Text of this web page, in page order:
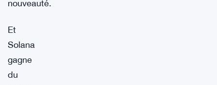
nouveauté.
Et
Solana
gagne
du